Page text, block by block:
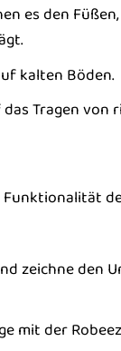
es den
kalten Böden.
Tragen von
zeichne den
mit der